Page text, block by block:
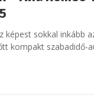
képest sokkal inkább
kompakt szabadidő-